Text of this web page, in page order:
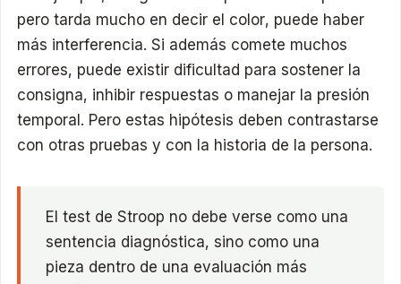
pero tarda mucho en decir el color, puede haber
más interferencia. Si además comete muchos
errores, puede existir dificultad para sostener la
consigna, inhibir respuestas o manejar la presión
temporal. Pero estas hipótesis deben contrastarse
con otras pruebas y con la historia de la persona.
El test de Stroop no debe verse como una
sentencia diagnóstica, sino como una
pieza dentro de una evaluación más